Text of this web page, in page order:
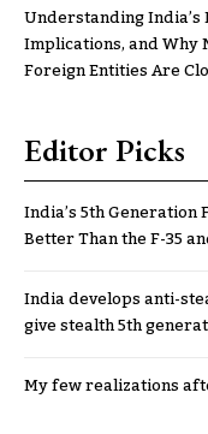
Understanding India’s
Implications, and Why
Foreign Entities Are
Editor Picks
India’s 5th Generation
Better Than the F-35
India develops anti-
give stealth 5th
My few realizations